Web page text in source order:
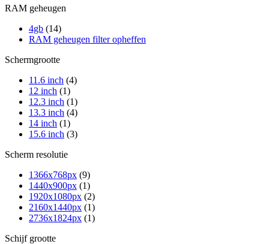
RAM geheugen
4gb (14)
RAM geheugen filter opheffen
Schermgrootte
11.6 inch (4)
12 inch (1)
12.3 inch (1)
13.3 inch (4)
14 inch (1)
15.6 inch (3)
Scherm resolutie
1366x768px (9)
1440x900px (1)
1920x1080px (2)
2160x1440px (1)
2736x1824px (1)
Schijf grootte